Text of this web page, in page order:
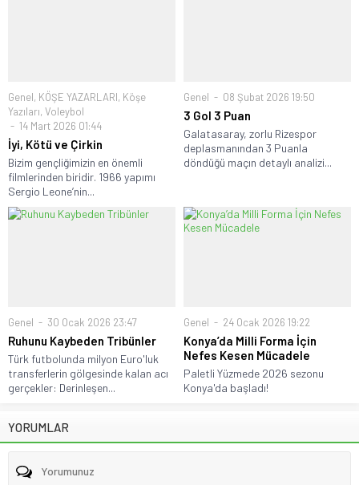
Genel, KÖŞE YAZARLARI, Köşe
Yazıları, Voleybol
14 Mart 2026 01:44
İyi, Kötü ve Çirkin
Bizim gençliğimizin en önemli
filmlerinden biridir. 1966 yapımı
Sergio Leone’nin...
Genel 08 Şubat 2026 19:50
3 Gol 3 Puan
Galatasaray, zorlu Rizespor
deplasmanından 3 Puanla
döndüğü maçın detaylı analizi...
Genel 30 Ocak 2026 23:47
Ruhunu Kaybeden Tribünler
Türk futbolunda milyon Euro'luk
transferlerin gölgesinde kalan acı
gerçekler: Derinleşen...
Genel 24 Ocak 2026 19:22
Konya’da Milli Forma İçin
Nefes Kesen Mücadele
Paletli Yüzmede 2026 sezonu
Konya'da başladı!
YORUMLAR